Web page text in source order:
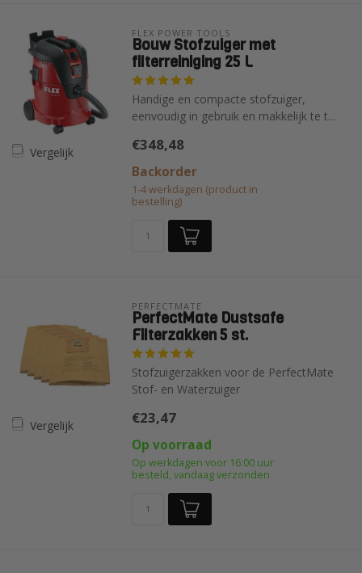
Vergelijk
FLEX POWER TOOLS
Bouw Stofzuiger met
filterreiniging 25 L
Handige en compacte stofzuiger,
eenvoudig in gebruik en makkelijk te t...
€348,48
Backorder
1-4 werkdagen (product in
bestelling)
Vergelijk
PERFECTMATE
PerfectMate Dustsafe
Filterzakken 5 st.
Stofzuigerzakken voor de PerfectMate
Stof- en Waterzuiger
€23,47
Op voorraad
Op werkdagen voor 16:00 uur
besteld, vandaag verzonden